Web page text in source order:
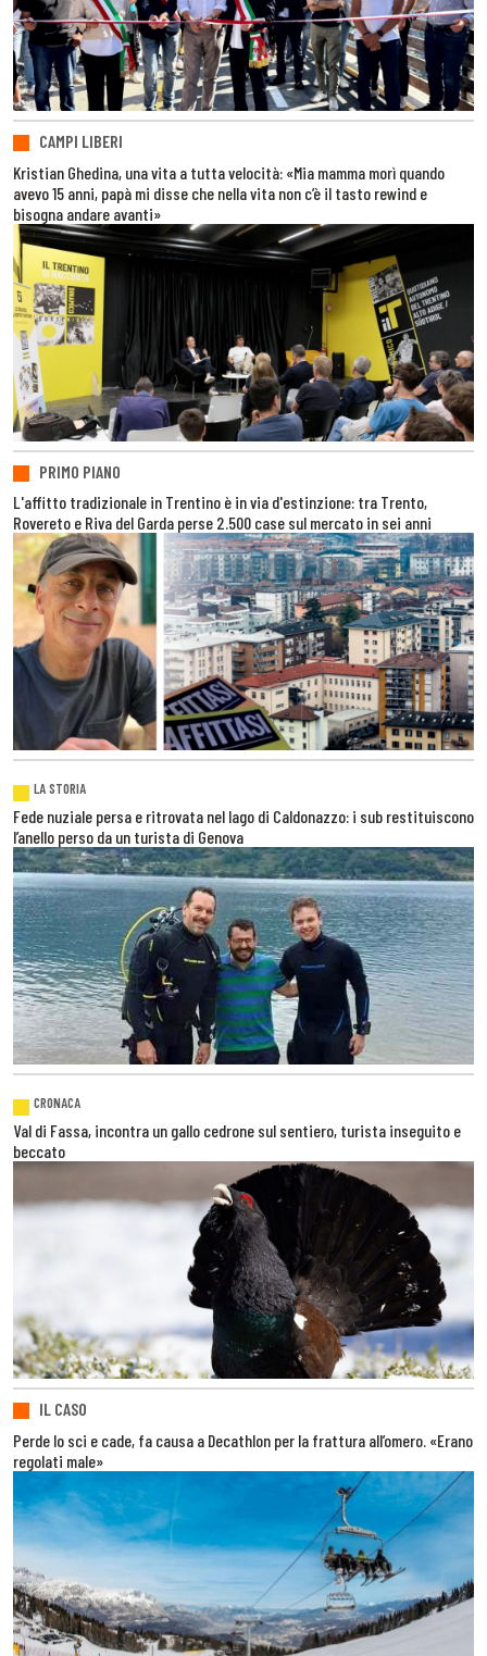
CAMPI LIBERI
Kristian Ghedina, una vita a tutta velocità: «Mia mamma morì quando
avevo 15 anni, papà mi disse che nella vita non c’è il tasto rewind e
bisogna andare avanti»
PRIMO PIANO
L'affitto tradizionale in Trentino è in via d'estinzione: tra Trento,
Rovereto e Riva del Garda perse 2.500 case sul mercato in sei anni
LA STORIA
Fede nuziale persa e ritrovata nel lago di Caldonazzo: i sub restituiscono
l’anello perso da un turista di Genova
CRONACA
Val di Fassa, incontra un gallo cedrone sul sentiero, turista inseguito e
beccato
IL CASO
Perde lo sci e cade, fa causa a Decathlon per la frattura all’omero. «Erano
regolati male»